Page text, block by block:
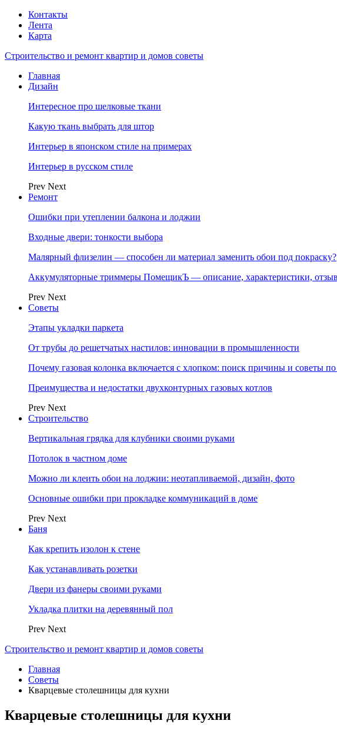
Контакты
Лента
Карта
Строительство и ремонт квартир и домов советы
Главная
Дизайн
Интересное про шелковые ткани
Какую ткань выбрать для штор
Интерьер в японском стиле на примерах
Интерьер в русском стиле
Prev Next
Ремонт
Ошибки при утеплении балкона и лоджии
Входные двери: тонкости выбора
Малярный флизелин — способен ли материал заменить обои под покраску?
Аккумуляторные триммеры ПомещикЪ — описание, характеристики,
Prev Next
Советы
Этапы укладки паркета
От трубы до решетчатых настилов: инновации в промышленности
Почему газовая колонка включается с хлопком: поиск причины и советы
Преимущества и недостатки двухконтурных газовых котлов
Prev Next
Строительство
Вертикальная грядка для клубники своими руками
Потолок в частном доме
Можно ли клеить обои на лоджии: неотапливаемой, дизайн, фото
Основные ошибки при прокладке коммуникаций в доме
Prev Next
Баня
Как крепить изолон к стене
Как устанавливать розетки
Двери из фанеры своими руками
Укладка плитки на деревянный пол
Prev Next
Строительство и ремонт квартир и домов советы
Главная
Советы
Кварцевые столешницы для кухни
Кварцевые столешницы для кухни